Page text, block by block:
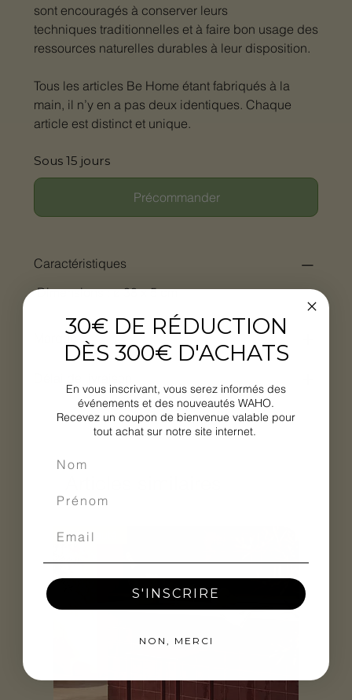
sont encouragés à conserver leurs
techniques traditionnelles et à faire bon usage des
ressources naturelles durables à leur disposition.
Tous les articles Be Home étant fabriqués à la
main, il n’y en a pas deux identiques. Chaque
article est distinct et unique.
Sous 15 jours
Précommander
Caractéristiques
Dimensions : ø 38 x 5 cm
Marque
Nouveauté
30€ DE RÉDUCTION
DÈS 300€ D'ACHATS
En vous inscrivant, vous serez informés des
événements et des nouveautés WAHO.
Recevez un coupon de bienvenue valable pour
tout achat sur notre site internet.
S'INSCRIRE
NON, MERCI